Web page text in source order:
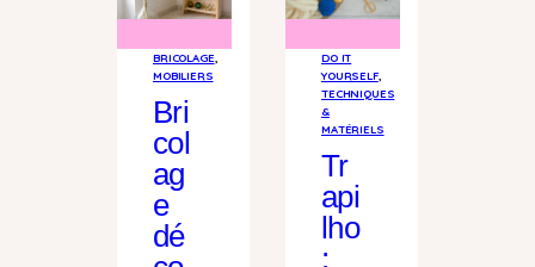
BRICOLAGE
MOBILIERS
Bri
col
ag
e
dé
DO IT
YOURSELF
TECHNIQUES
&
MATÉRIELS
Tr
api
lho
: